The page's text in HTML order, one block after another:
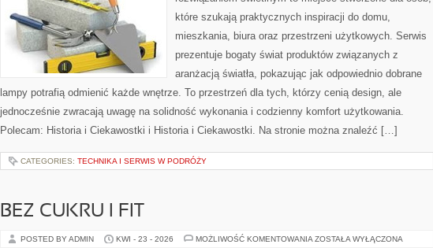
które szukają praktycznych inspiracji do domu,
mieszkania, biura oraz przestrzeni użytkowych. Serwis
prezentuje bogaty świat produktów związanych z
aranżacją światła, pokazując jak odpowiednio dobrane
lampy potrafią odmienić każde wnętrze. To przestrzeń dla tych, którzy cenią design, ale
jednocześnie zwracają uwagę na solidność wykonania i codzienny komfort użytkowania.
Polecam: Historia i Ciekawostki i Historia i Ciekawostki. Na stronie można znaleźć […]
CATEGORIES: TECHNIKA I SERWIS W PODRÓŻY
BEZ CUKRU I FIT
POSTED BY ADMIN KWI - 23 - 2026 MOŻLIWOŚĆ KOMENTOWANIA BEZ
ZOSTAŁA WYŁĄCZONA